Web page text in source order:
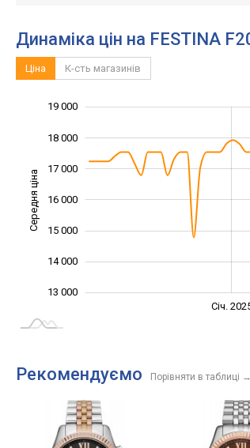
Динаміка цін на FESTINA
Ціна К-сть магазинів
Середня ціна 13 000
13 000
14 000
15 000
16 000
17 000
18 000
19 000
Січ.
Рекомендуємо Порівняти в таблиці →